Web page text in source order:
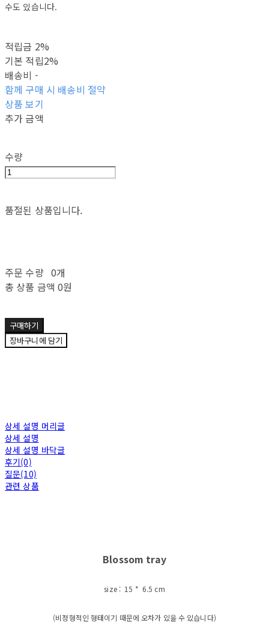
수도 있습니다.
적립금 2%
기본 적립2%
배송비 -
함께 구매 시 배송비 절약
상품 보기
추가 금액
수량
품절된 상품입니다.
주문 수량 0개
총 상품 금액 0원
구매하기
장바구니에 담기
상세 설명 머리글
상세 설명
상세 설명 바닥글
후기(0)
질문(10)
관련 상품
Blossom tray
size : 15 * 6.5 cm
(비정형적인 형태이기 때문에 오차가 있을 수 있습니다)